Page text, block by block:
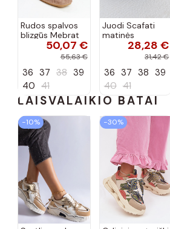
Rudos spalvos
blizgūs Mebrat
bateliai50,07 €
55,63 €
36 37 38 39
40 41
Juodi Scafati
matinės
apdailos bateliai
28,28 €
31,42 €
36 37 38 39
40 41
LAISVALAIKIO BATAI
−10% −30%